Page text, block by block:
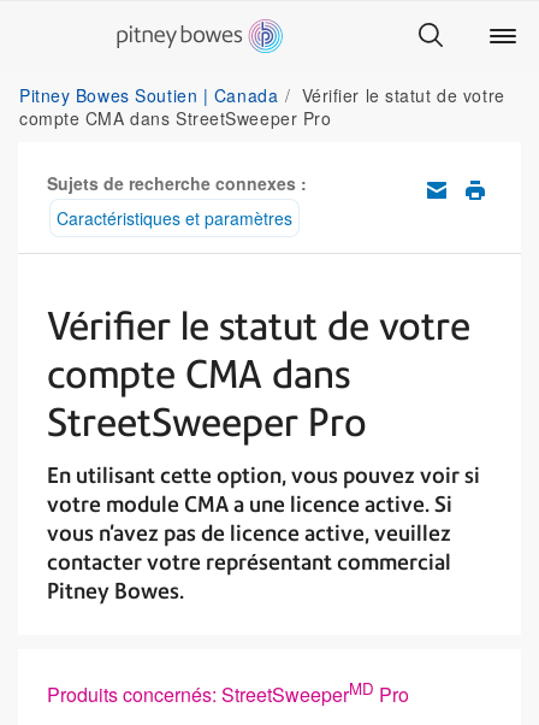
Pitney Bowes Soutien | Canada
Vérifier le statut de votre
compte CMA dans StreetSweeper Pro
Sujets de recherche connexes :
Caractéristiques et paramètres
Vérifier le statut de votre
compte CMA dans
StreetSweeper Pro
En utilisant cette option, vous pouvez voir si
votre module CMA a une licence active. Si
vous n'avez pas de licence active, veuillez
contacter votre représentant commercial
Pitney Bowes.
Produits concernés: StreetSweeperMD Pro